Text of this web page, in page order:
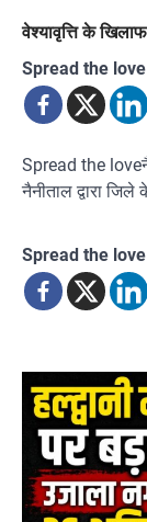
वेश्यावृत्ति के
Spread the love
Spread the
नैनीताल द्वारा
Spread the love